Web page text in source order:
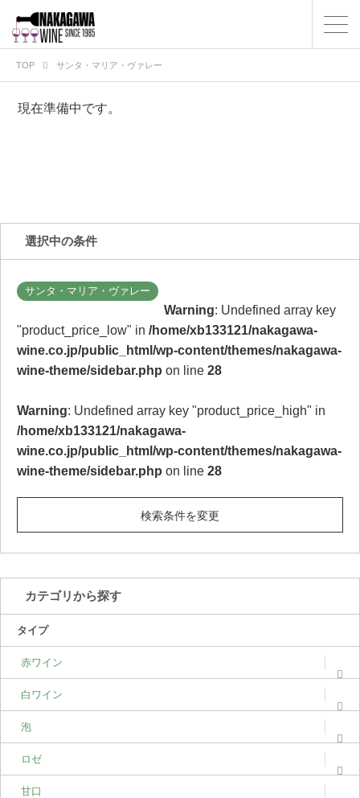
TOP サンタ・マリア・ヴァレー
選択中の条件
サンタ・マリア・ヴァレー
Warning: Undefined array key
"product_price_low" in /home/xb133121/nakagawa-
wine.co.jp/public_html/wp-content/themes/nakagawa-
wine-theme/sidebar.php on line 28
Warning: Undefined array key "product_price_high" in
/home/xb133121/nakagawa-
wine.co.jp/public_html/wp-content/themes/nakagawa-
wine-theme/sidebar.php on line 28
検索条件を変更
カテゴリから探す
タイプ
赤ワイン
白ワイン
泡
ロゼ
甘口
現在準備中です。